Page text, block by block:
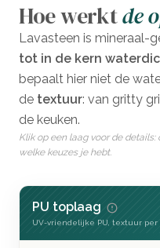
Eerste laag
Breng een dunne,
Verwijder tape en laat
Tweede laag
Rustig voor een
een levendig effect.
Uitharden en schuren
Laat 24 uur drogen en
kort schuren, voor
Hoe werktde
Lavasteen is mineraal-
tot in de kern
bepaalt hier niet de
de textuur: van gritty
de keuken.
Klik op een laag voor de
welke keuzes je hebt.
PU toplaag
UV-vriendelijke PU, textuur per